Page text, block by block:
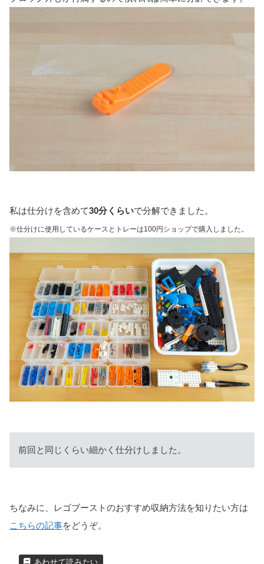
私は仕分けを含めて30分くらいで分解できました。
※仕分けに使用しているケースとトレーは100円ショップで購入しました。
前回と同じくらい細かく仕分けしました。
ちなみに、レゴブーストのおすすめ収納方法を知りたい方は
こちらの記事をどうぞ。